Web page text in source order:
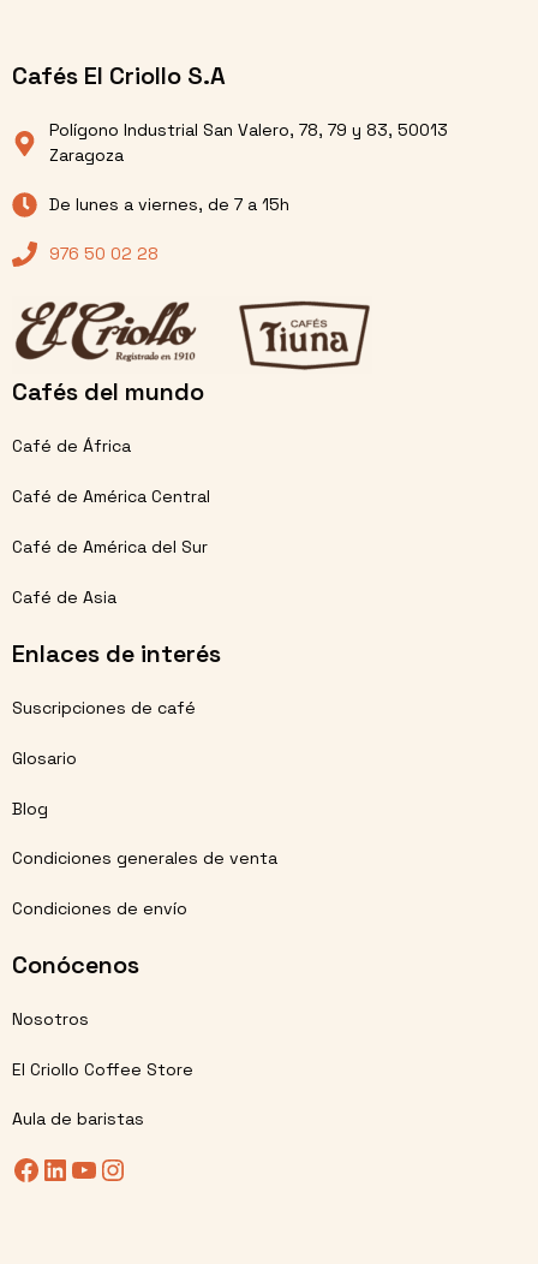
Cafés El Criollo S.A
Polígono Industrial San Valero, 78, 79 y 83, 50013
Zaragoza
De lunes a viernes, de 7 a 15h
976 50 02 28
Cafés del mundo
Café de África
Café de América Central
Café de América del Sur
Café de Asia
Enlaces de interés
Suscripciones de café
Glosario
Blog
Condiciones generales de venta
Condiciones de envío
Conócenos
Nosotros
El Criollo Coffee Store
Aula de baristas
Facebook LinkedIn YouTube Instagram